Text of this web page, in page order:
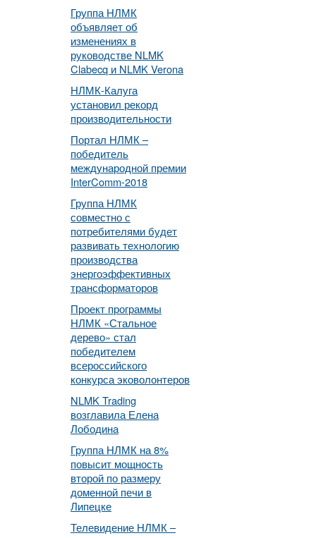
Группа НЛМК
объявляет об
изменениях в
руководстве NLMK
Clabecq и NLMK Verona
НЛМК-Калуга
установил рекорд
производительности
Портал НЛМК –
победитель
международной премии
InterComm-2018
Группа НЛМК
совместно с
потребителями будет
развивать технологию
производства
энергоэффективных
трансформаторов
Проект программы
НЛМК «Стальное
дерево» стал
победителем
всероссийского
конкурса эковолонтеров
NLMK Trading
возглавила Елена
Лободина
Группа НЛМК на 8%
повысит мощность
второй по размеру
доменной печи в
Липецке
Телевидение НЛМК –